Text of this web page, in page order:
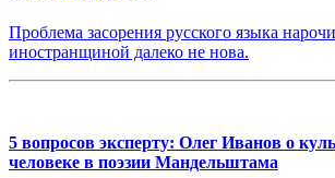
Проблема засорения русского языка
иностранщиной далеко не нова.
5 вопросов эксперту: Олег Иванов о
человеке в поэзии Мандельштама